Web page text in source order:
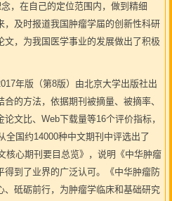
，在自己的定位范围内，做到精细
，及时报道我国肿瘤学届的创新性科研
文，为我国医学事业的发展做出了积极
年版（第8版）由北京大学出版社出
的方法，依据期刊被摘量、被摘率、
文比、Web下载量等16个评价指标，
全国约14000种中文期刊中评选出了
核心期刊要目总览》，说明《中华肿瘤
得到了业界的广泛认可。《中华肿瘤防
、砥砺前行，为肿瘤学临床和基础研究